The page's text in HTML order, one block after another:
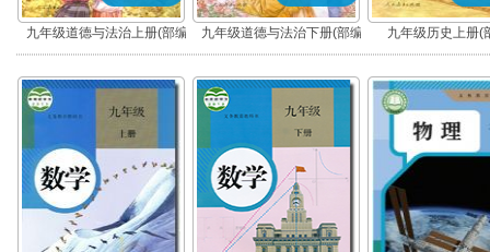
九年级道德与法治上册(部编
版)
九年级道德与法治下册(部编
版)
九年级历史上册(